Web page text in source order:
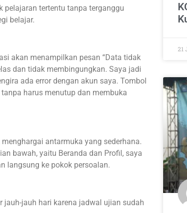
pelajaran tertentu tanpa terganggu
belajar.
akan menampilkan pesan “Data tidak
dan tidak membingungkan. Saya jadi
ada error dengan akun saya. Tombol
harus menutup dan membuka
antarmuka yang sederhana.
bawah, yaitu Beranda dan Profil, saya
langsung ke pokok persoalan.
jauh-jauh hari karena jadwal ujian sudah
21